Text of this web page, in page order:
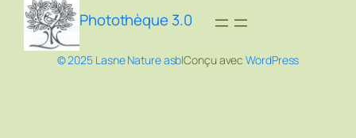
Photothèque 3.0
© 2025 Lasne Nature asblConçu avecWordPress